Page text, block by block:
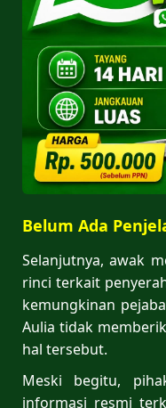
Belum Ada
Selanjutnya, awak
rinci terkait
kemungkinan
Aulia tidak
hal tersebut.
Meski begitu,
informasi resmi